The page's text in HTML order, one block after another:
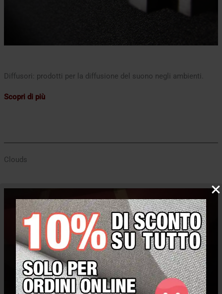
Diffusori: prodotti per la diffusione del suono negli ambienti.
Scopri di più
Clouds